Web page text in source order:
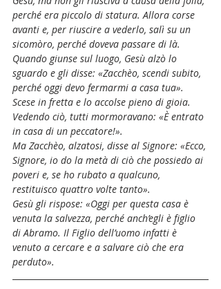
perché era piccolo di statura. Allora corse
avanti e, per riuscire a vederlo, salì su un
sicomòro, perché doveva passare di là.
Quando giunse sul luogo, Gesù alzò lo
sguardo e gli disse: «Zacchèo, scendi subito,
perché oggi devo fermarmi a casa tua».
Scese in fretta e lo accolse pieno di gioia.
Vedendo ciò, tutti mormoravano: «È entrato
in casa di un peccatore!».
Ma Zacchèo, alzatosi, disse al Signore: «Ecco,
Signore, io do la metà di ciò che possiedo ai
poveri e, se ho rubato a qualcuno,
restituisco quattro volte tanto».
Gesù gli rispose: «Oggi per questa casa è
venuta la salvezza, perché anch’egli è figlio
di Abramo. Il Figlio dell’uomo infatti è
venuto a cercare e a salvare ciò che era
perduto».